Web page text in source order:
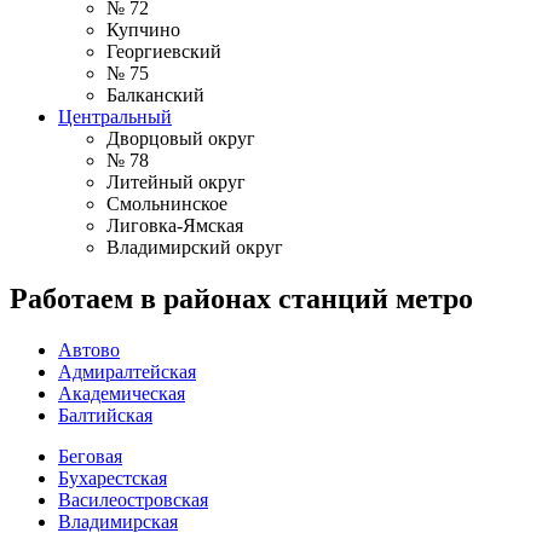
№ 72
Купчино
Георгиевский
№ 75
Балканский
Центральный
Дворцовый округ
№ 78
Литейный округ
Смольнинское
Лиговка-Ямская
Владимирский округ
Работаем в районах станций метро
Автово
Адмиралтейская
Академическая
Балтийская
Беговая
Бухарестская
Василеостровская
Владимирская